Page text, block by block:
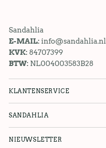
Sandahlia
E-MAIL: info@sandahlia.nl
KVK: 84707399
BTW: NL004003583B28
KLANTENSERVICE
SANDAHLIA
NIEUWSLETTER